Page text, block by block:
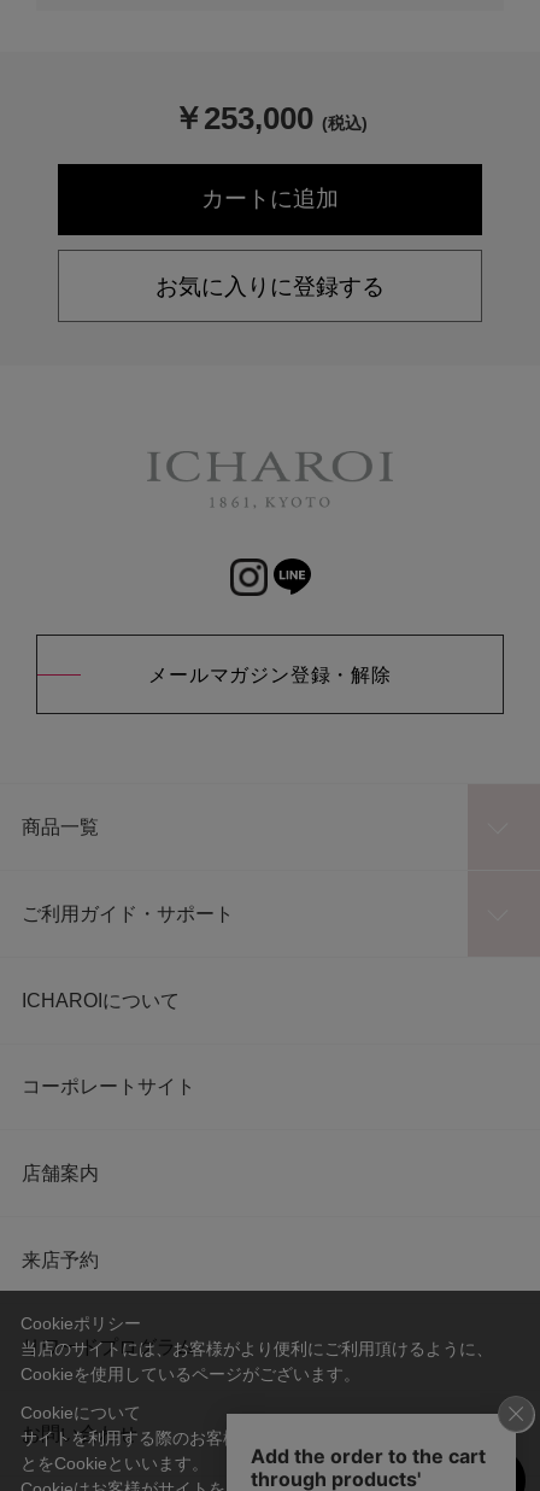
￥253,000 (税込)
お気に入りに登録する
メールマガジン登録・解除
商品一覧
ご利用ガイド・サポート
ICHAROIについて
コーポレートサイト
店舗案内
来店予約
リワードプログラム
お問い合わせ
Cookieポリシー
当店のサイトには、お客様がより便利にご利用頂けるように、
Cookieを使用しているページがございます。
Cookieについて
サイトを利用する際のお客様情報をPC上で記録管理する技術のこ
とをCookieといいます。